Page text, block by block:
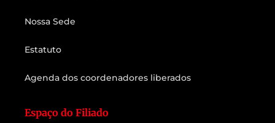
Nossa Sede
Estatuto
Agenda dos coordenadores liberados
Espaço do Filiado